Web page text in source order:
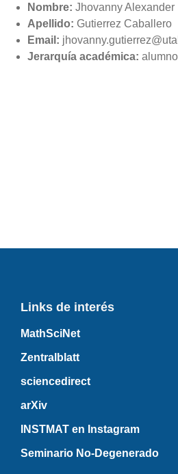
Nombre: Jhovanny Alexander
Apellido: Gutierrez Caballero
Email:
Jerarquía académica:
Links de interés
MathSciNet
Zentralblatt
sciencedirect
arXiv
INSTMAT en Instagram
Seminario No-Degenerado